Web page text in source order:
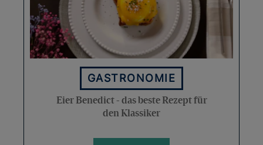
GASTRONOMIE
Eier Benedict - das beste Rezept für
den Klassiker